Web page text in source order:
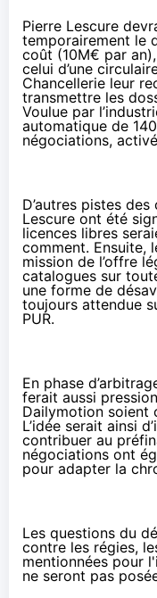
Pierre Lescure
temporairement le
coût (10M€ par
celui d’une
Chancellerie leur
transmettre les
Voulue par
automatique de
négociations,
D’autres pistes
Lescure ont été
licences libres
comment. Ensuite,
mission de l’offre
catalogues sur
une forme de
toujours attendue
PUR.
En phase
ferait aussi
Dailymotion soient
L’idée serait ainsi
contribuer au
négociations ont
pour adapter la
Les questions du
contre les régies,
mentionnées pour
ne seront pas